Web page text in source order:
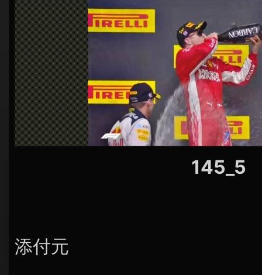
ビ
ゲ
ー
シ
ョ
ン
145_5
添付元